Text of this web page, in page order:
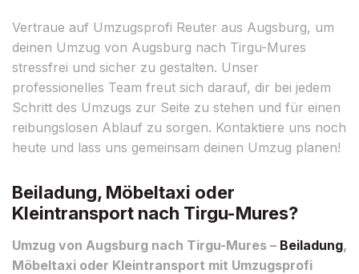
Vertraue auf Umzugsprofi Reuter aus Augsburg, um
deinen Umzug von Augsburg nach Tirgu-Mures
stressfrei und sicher zu gestalten. Unser
professionelles Team freut sich darauf, dir bei jedem
Schritt des Umzugs zur Seite zu stehen und für einen
reibungslosen Ablauf zu sorgen. Kontaktiere uns noch
heute und lass uns gemeinsam deinen Umzug planen!
Beiladung, Möbeltaxi oder
Kleintransport nach Tirgu-Mures?
Umzug von Augsburg nach Tirgu-Mures – Beiladung,
Möbeltaxi oder Kleintransport mit Umzugsprofi